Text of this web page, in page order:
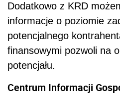
Dodatkowo z KRD
informacje o poziomie
potencjalnego
finansowymi pozwoli na
potencjału.
Centrum Informacji